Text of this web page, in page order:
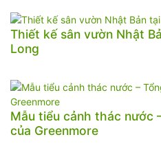
Thiết kế sân vườn Nhật
Long
Mẫu tiểu cảnh thác nước
của Greenmore